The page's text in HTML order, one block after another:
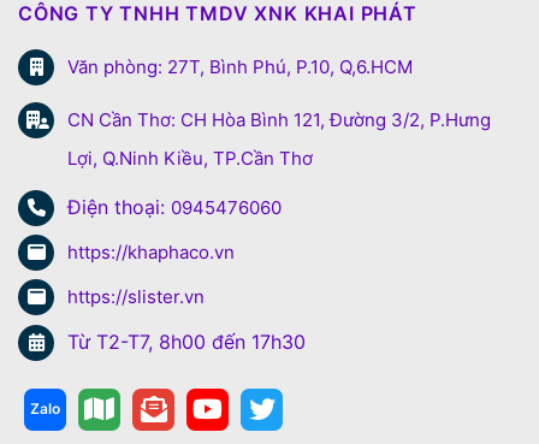
CÔNG TY TNHH TMDV XNK KHAI PHÁT
Văn phòng: 27T, Bình Phú, P.10, Q,6.HCM
CN Cần Thơ: CH Hòa Bình 121, Đường 3/2, P.Hưng
Lợi, Q.Ninh Kiều, TP.Cần Thơ
Điện thoại: 0945476060
https://khaphaco.vn
https://slister.vn
Từ T2-T7, 8h00 đến 17h30